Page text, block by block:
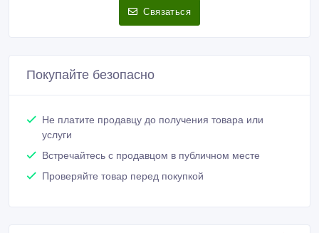
Связаться
Покупайте безопасно
Не платите продавцу до получения товара или
услуги
Встречайтесь с продавцом в публичном месте
Проверяйте товар перед покупкой